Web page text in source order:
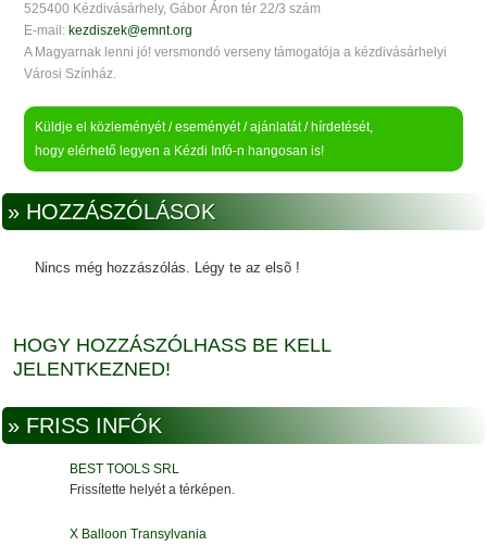
525400 Kézdivásárhely, Gábor Áron tér 22/3 szám
E-mail: kezdiszek@emnt.org
A Magyarnak lenni jó! versmondó verseny támogatója a kézdivásárhelyi
Városi Színház.
Küldje el közleményét / eseményét / ajánlatát / hírdetését,
hogy elérhető legyen a Kézdi Infó-n hangosan is!
» HOZZÁSZÓLÁSOK
Nincs még hozzászólás. Légy te az elsõ !
HOGY HOZZÁSZÓLHASS BE KELL
JELENTKEZNED!
» FRISS INFÓK
BEST TOOLS SRL
Frissítette helyét a térképen.
X Balloon Transylvania